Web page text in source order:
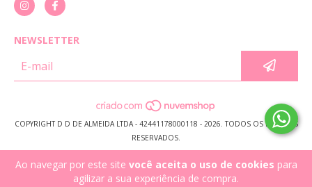
Ao navegar por este site você aceita o uso de cookies para
agilizar a sua experiência de compra.
NEWSLETTER
COPYRIGHT D D DE ALMEIDA LTDA - 42441178000118 - 2026. TODOS OS DIREITOS
RESERVADOS.